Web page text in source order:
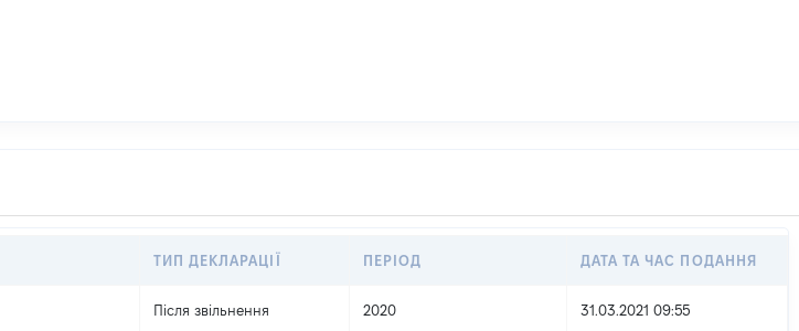
ТИП ДЕКЛАРАЦІЇ ПЕРІОД ДАТА ТА ЧАС ПОДАННЯ
Після звільнення 2020 31.03.2021 09:55